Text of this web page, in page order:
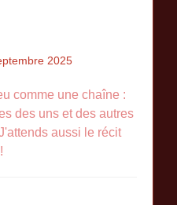
2025
comme une chaîne :
des uns et des autres
aussi le récit